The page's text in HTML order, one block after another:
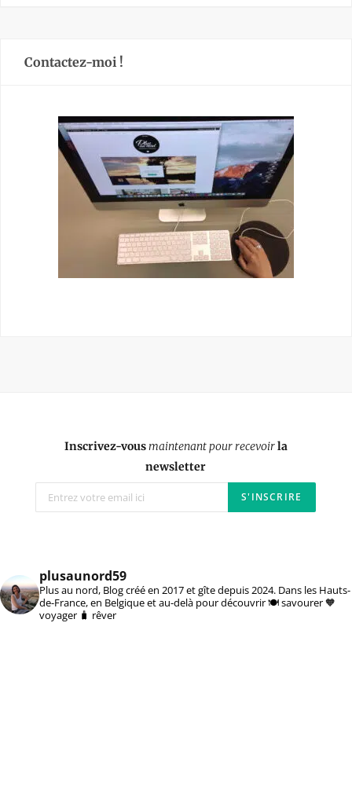
Contactez-moi !
Inscrivez-vousmaintenant pour recevoirla
newsletter
plusaunord59
Plus au nord, Blog créé en 2017 et gîte depuis 2024. Dans les Hauts-
de-France, en Belgique et au-delà pour découvrir 🍽️ savourer 🧡
voyager 🧳 rêver